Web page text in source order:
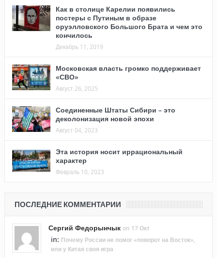
Как в столице Карелии появились
постеры с Путиным в образе
оруэлловского Большого Брата и чем это
кончилось
Декабрь 11, 2019
Московская власть громко поддерживает
«СВО»
Август 26, 2025
Соединенные Штаты Сибири – это
деколонизация новой эпохи
Август 04, 2023
Эта история носит иррациональный
характер
Февраль 10, 2023
ПОСЛЕДНИЕ КОММЕНТАРИИ
Сергий Федорынчык on 17 Окт
in: Почему России не помог «поворот на Восток»,
или у Китая своя игра